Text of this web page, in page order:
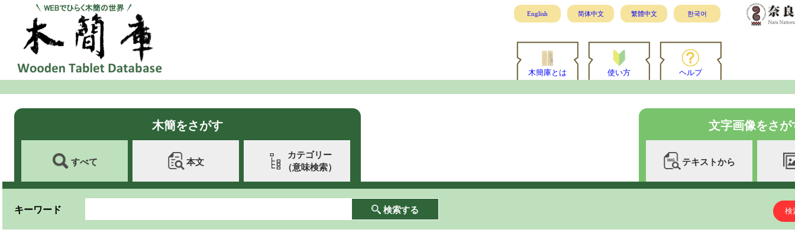
English 简体中文 繁體中文 한국어
木簡庫とは 使い方 ヘルプ
木簡をさがす
すべて 本文
カテゴリー
（意味検索）
文字画像をさが
テキストから
キーワード 検索する 検